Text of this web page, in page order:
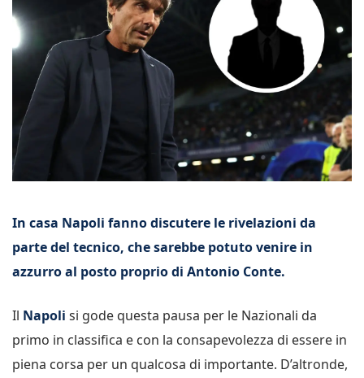
In casa Napoli fanno discutere le rivelazioni da
parte del tecnico, che sarebbe potuto venire in
azzurro al posto proprio di Antonio Conte.
Il Napoli si gode questa pausa per le Nazionali da
primo in classifica e con la consapevolezza di essere in
piena corsa per un qualcosa di importante. D’altronde,